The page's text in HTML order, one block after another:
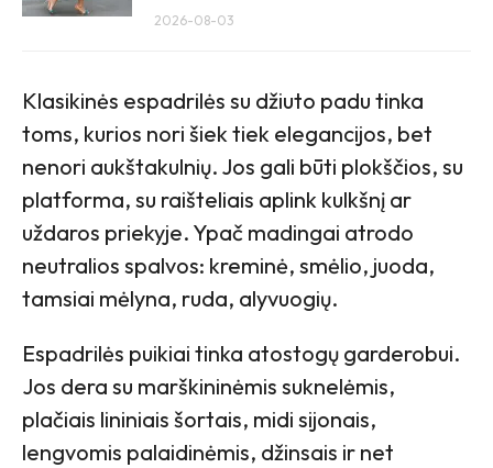
2026-08-03
Klasikinės espadrilės su džiuto padu tinka
toms, kurios nori šiek tiek elegancijos, bet
nenori aukštakulnių. Jos gali būti plokščios, su
platforma, su raišteliais aplink kulkšnį ar
uždaros priekyje. Ypač madingai atrodo
neutralios spalvos: kreminė, smėlio, juoda,
tamsiai mėlyna, ruda, alyvuogių.
Espadrilės puikiai tinka atostogų garderobui.
Jos dera su marškininėmis suknelėmis,
plačiais lininiais šortais, midi sijonais,
lengvomis palaidinėmis, džinsais ir net